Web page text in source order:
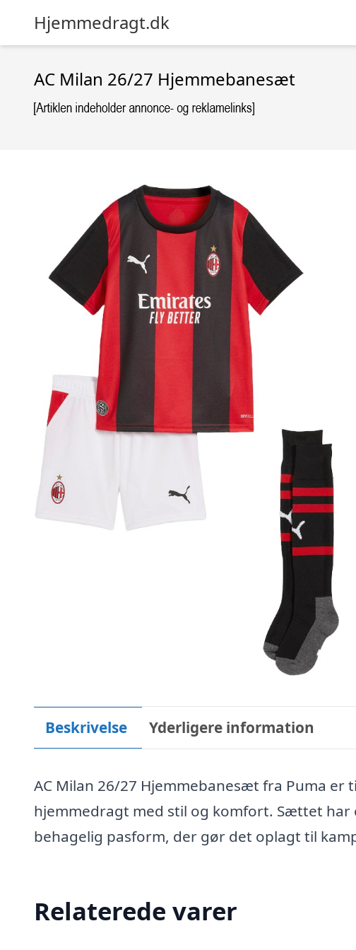
Hjemmedragt.dk
AC Milan 26/27 Hjemmebanesæt
Beskrivelse Yderligere information
AC Milan 26/27 Hjemmebanesæt fra Puma
hjemmedragt med stil og komfort. Sættet
behagelig pasform, der gør det oplagt til
Relaterede varer